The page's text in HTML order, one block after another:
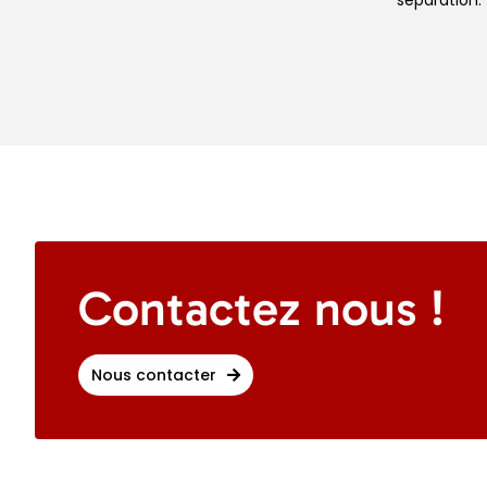
Contactez nous !
Nous contacter